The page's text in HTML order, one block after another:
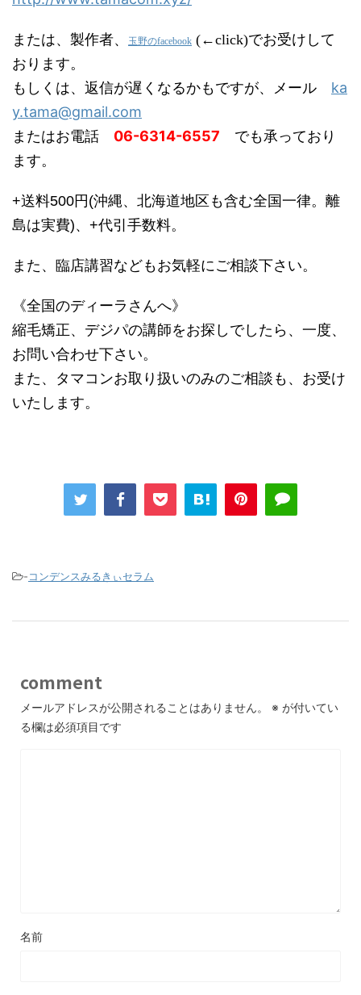
または、製作者、 玉野のfacebook (←click)でお受けして
おります。
もしくは、返信が遅くなるかもですが、メール ka
y.tama@gmail.com
またはお電話 06-6314-6557 でも承っており
ます。
+送料500円(沖縄、北海道地区も含む全国一律。離
島は実費)、+代引手数料。
また、臨店講習などもお気軽にご相談下さい。
《全国のディーラさんへ》
縮毛矯正、デジパの講師をお探しでしたら、一度、
お問い合わせ下さい。
また、タマコンお取り扱いのみのご相談も、お受け
いたします。
-コンデンスみるきぃセラム
comment
メールアドレスが公開されることはありません。 ※ が付いてい
る欄は必須項目です
名前